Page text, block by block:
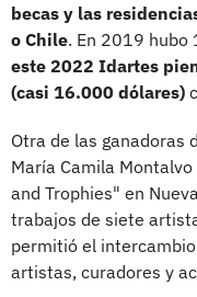
becas y las
o Chile. En 2019 hubo
este 2022 Idartes
(casi 16.000 dólares)
Otra de las ganadoras
María Camila
and Trophies" en
trabajos de siete
permitió el
artistas, curadores y